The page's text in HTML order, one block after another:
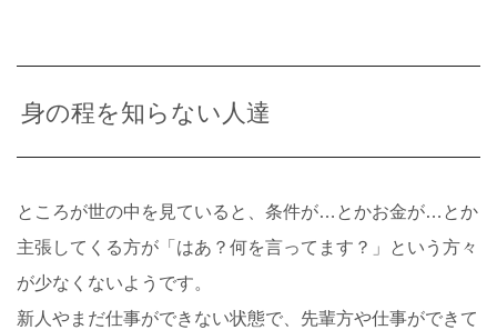
身の程を知らない人達
ところが世の中を見ていると、条件が…とかお金が…とか
主張してくる方が「はあ？何を言ってます？」という方々
が少なくないようです。
新人やまだ仕事ができない状態で、先輩方や仕事ができて